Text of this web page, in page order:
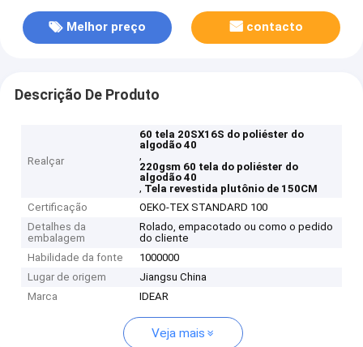
Melhor preço contacto
Descrição De Produto
Realçar
60 tela 20SX16S do poliéster do
algodão 40
,
220gsm 60 tela do poliéster do
algodão 40
, Tela revestida plutônio de 150CM
Certificação
OEKO-TEX STANDARD 100
Detalhes da
embalagem
Rolado, empacotado ou como o pedido
do cliente
Habilidade da fonte
1000000
Lugar de origem
Jiangsu China
Marca
IDEAR
Veja mais